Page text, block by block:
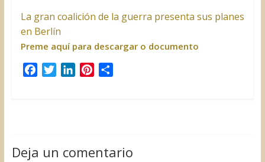
La gran coalición de la guerra presenta sus planes
en Berlín
Preme aquí para descargar o documento
o
r
I
e
t
Deja un comentario